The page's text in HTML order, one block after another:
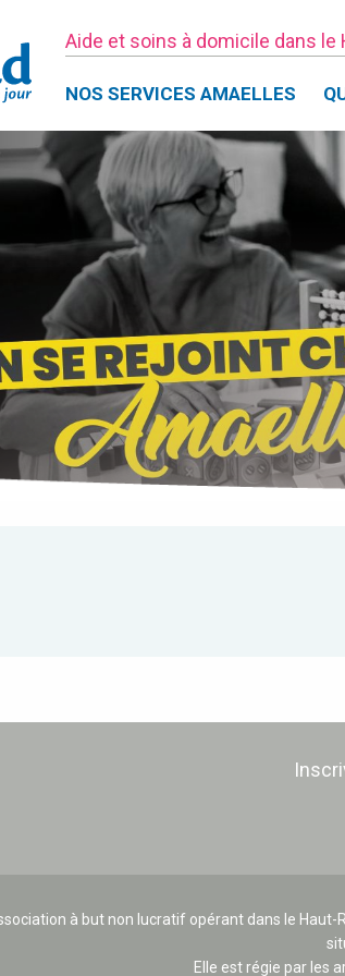
Aide et soins à domicile dans le
NOS SERVICES AMAELLES
à but non lucratif opérant dans le
Elle est régie par les